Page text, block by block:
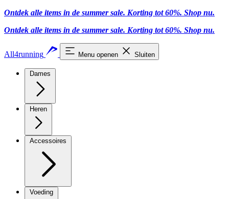
Ontdek alle items in de summer sale. Korting tot 60%. Shop nu.
Ontdek alle items in de summer sale. Korting tot 60%. Shop nu.
All4running Menu openen Sluiten
Dames
Heren
Accessoires
Voeding